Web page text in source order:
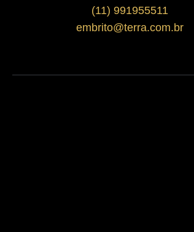
(11) 991955511
embrito@terra.com.br